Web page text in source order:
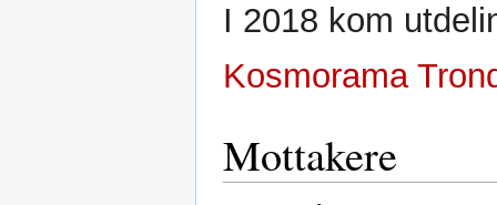
I 2018 kom
Kosmorama
Mottakere